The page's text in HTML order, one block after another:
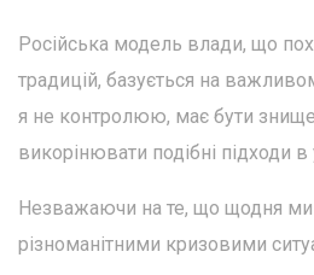
Російська модель влади, що
традицій, базується на
я не контролюю, має бути
викорінювати подібні підходи
Незважаючи на те, що щодня ми
різноманітними кризовими